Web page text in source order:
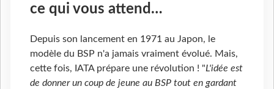
ce qui vous attend…
Depuis son lancement en 1971 au Japon, le
modèle du BSP n'a jamais vraiment évolué. Mais,
cette fois, IATA prépare une révolution ! "L'idée est
de donner un coup de jeune au BSP tout en gardant